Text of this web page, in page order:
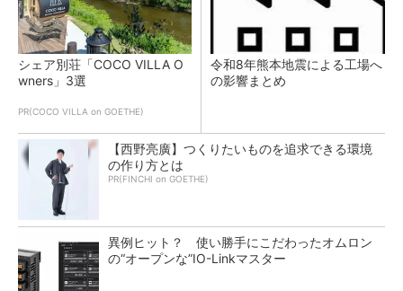
シェア別荘「COCO VILLA O
wners」3選
PR(COCO VILLA on GOETHE)
令和8年熊本地震による工場へ
の影響まとめ
【西野亮廣】つくりたいものを追求できる環境
の作り方とは
PR(FINCHI on GOETHE)
異例ヒット？ 使い勝手にこだわったオムロン
の“オープンな”IO-Linkマスター